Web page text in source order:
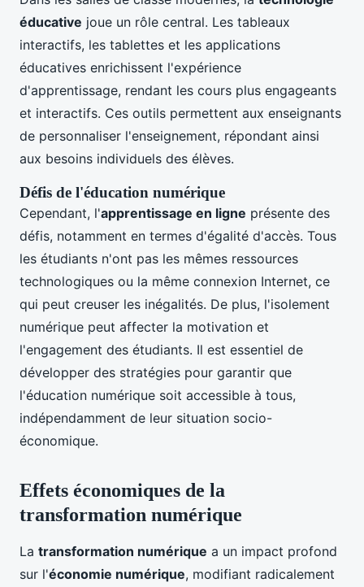
éducative joue un rôle central. Les tableaux
interactifs, les tablettes et les applications
éducatives enrichissent l'expérience
d'apprentissage, rendant les cours plus engageants
et interactifs. Ces outils permettent aux enseignants
de personnaliser l'enseignement, répondant ainsi
aux besoins individuels des élèves.
Défis de l'éducation numérique
Cependant, l'apprentissage en ligne présente des
défis, notamment en termes d'égalité d'accès. Tous
les étudiants n'ont pas les mêmes ressources
technologiques ou la même connexion Internet, ce
qui peut creuser les inégalités. De plus, l'isolement
numérique peut affecter la motivation et
l'engagement des étudiants. Il est essentiel de
développer des stratégies pour garantir que
l'éducation numérique soit accessible à tous,
indépendamment de leur situation socio-
économique.
Effets économiques de la
transformation numérique
La transformation numérique a un impact profond
sur l'économie numérique, modifiant radicalement